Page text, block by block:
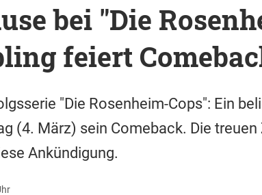
bei "Die
feiert
"Die Rosenheim-Cops": Ein
(4. März) sein Comeback. Die treuen
Ankündigung.